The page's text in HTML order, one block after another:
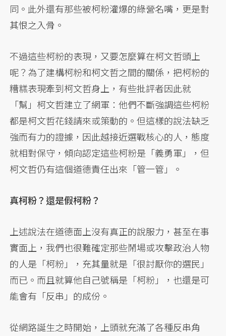
同。此外還有那些被柯粉灌爆的綠營名嘴，更是對
其恨之入骨。
不過這些柯粉的表現，又要怎麼算在柯文哲頭上
呢？為了建構柯粉和柯文哲之間的關係，把柯粉的
糟糕表現牽到柯文哲身上，有些批評者因此就
「幫」柯文哲建立了網軍：他們不斷強調這些柯粉
都是柯文哲花錢請來或策動的。但這樣的說法缺乏
強而有力的證據，因此越接近選戰核心的人，態度
就相對保守，傾向認定這些柯粉是「義勇軍」，但
柯文哲仍有這個道德責任出來「管一管」。
真柯粉？還是假柯粉？
上述說法在道德面上沒有真正的說服力，甚至在事
實面上，我們也很難確定那些鬧場或攻擊政治人物
的人是「柯粉」，充其量就是「很討厭你的選民」
而已。而且就算他自己號稱是「柯粉」，也還是可
能會有「反串」的成份。
從網路誕生之時開始，上頭就充滿了各種反串角